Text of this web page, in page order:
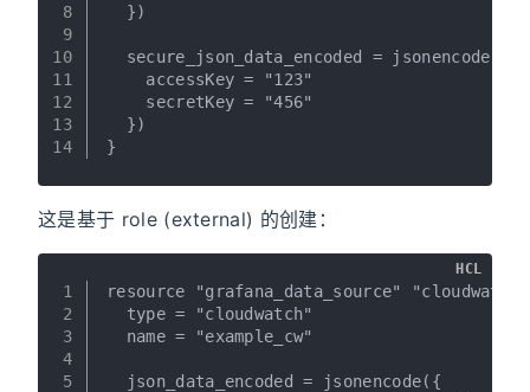
8
9
10
11
12
13
14
  })
  secure_json_data_encoded = jsonencode({
    accessKey = "123"
    secretKey = "456"
  })
}
这是基于 role (external) 的创建：
1
2
3
4
5
resource "grafana_data_source"
  type = "cloudwatch"
  name = "example_cw"
  json_data_encoded = jsonencode({
HCL